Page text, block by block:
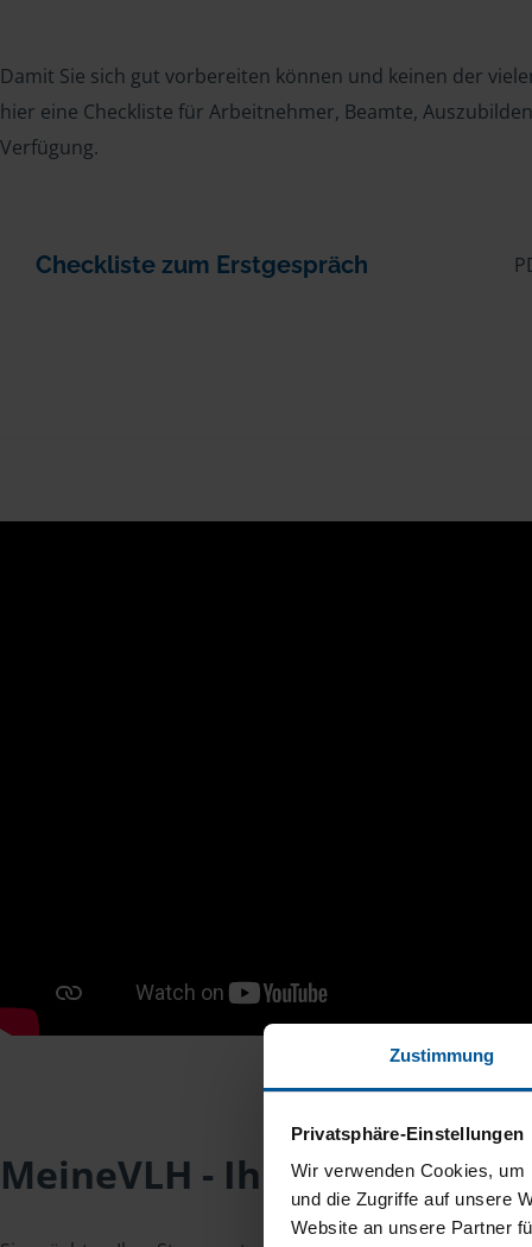
Zustimmung
Privatsphäre-Einstellungen
Wir verwenden Cookies,
und die Zugriffe auf unsere
Website an unsere Partner
Damit Sie sich gut vorbereiten können und keinen der
hier eine Checkliste für Arbeitnehmer, Beamte,
Verfügung.
Checkliste zum Erstgespräch
MeineVLH - Ihr